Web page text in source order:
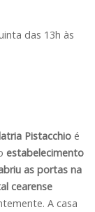
das 13h às
Pistacchio é
estabelecimento
as portas na
cearense
A casa